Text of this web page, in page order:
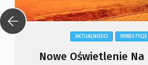
AKTUALNOŚCI INWESTYCJE
Nowa Wiata Piknikowa